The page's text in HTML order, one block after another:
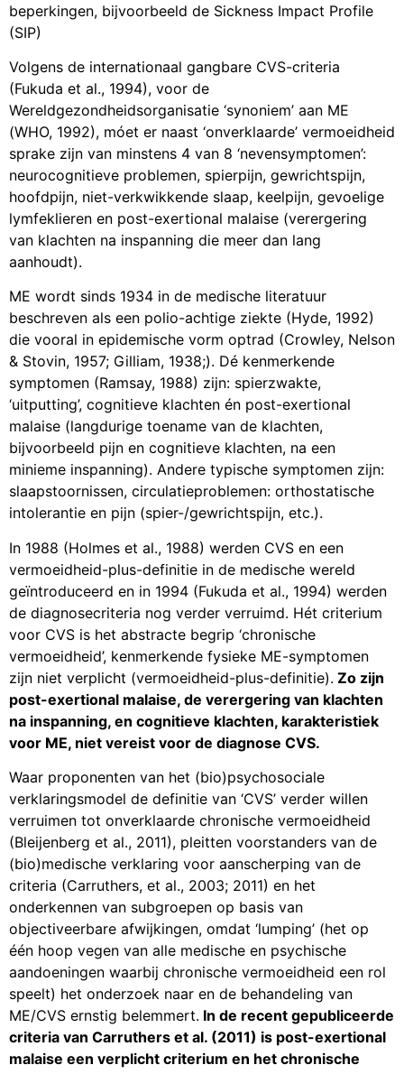
beperkingen, bijvoorbeeld de Sickness Impact Profile
(SIP)
Volgens de internationaal gangbare CVS-criteria
(Fukuda et al., 1994), voor de
Wereldgezondheidsorganisatie ‘synoniem’ aan ME
(WHO, 1992), móet er naast ‘onverklaarde’ vermoeidheid
sprake zijn van minstens 4 van 8 ‘nevensymptomen’:
neurocognitieve problemen, spierpijn, gewrichtspijn,
hoofdpijn, niet-verkwikkende slaap, keelpijn, gevoelige
lymfeklieren en post-exertional malaise (verergering
van klachten na inspanning die meer dan lang
aanhoudt).
ME wordt sinds 1934 in de medische literatuur
beschreven als een polio-achtige ziekte (Hyde, 1992)
die vooral in epidemische vorm optrad (Crowley, Nelson
& Stovin, 1957; Gilliam, 1938;). Dé kenmerkende
symptomen (Ramsay, 1988) zijn: spierzwakte,
‘uitputting’, cognitieve klachten én post-exertional
malaise (langdurige toename van de klachten,
bijvoorbeeld pijn en cognitieve klachten, na een
minieme inspanning). Andere typische symptomen zijn:
slaapstoornissen, circulatieproblemen: orthostatische
intolerantie en pijn (spier-/gewrichtspijn, etc.).
In 1988 (Holmes et al., 1988) werden CVS en een
vermoeidheid-plus-definitie in de medische wereld
geïntroduceerd en in 1994 (Fukuda et al., 1994) werden
de diagnosecriteria nog verder verruimd. Hét criterium
voor CVS is het abstracte begrip ‘chronische
vermoeidheid’, kenmerkende fysieke ME-symptomen
zijn niet verplicht (vermoeidheid-plus-definitie). Zo zijn
post-exertional malaise, de verergering van klachten
na inspanning, en cognitieve klachten, karakteristiek
voor ME, niet vereist voor de diagnose CVS.
Waar proponenten van het (bio)psychosociale
verklaringsmodel de definitie van ‘CVS’ verder willen
verruimen tot onverklaarde chronische vermoeidheid
(Bleijenberg et al., 2011), pleitten voorstanders van de
(bio)medische verklaring voor aanscherping van de
criteria (Carruthers, et al., 2003; 2011) en het
onderkennen van subgroepen op basis van
objectiveerbare afwijkingen, omdat ‘lumping’ (het op
één hoop vegen van alle medische en psychische
aandoeningen waarbij chronische vermoeidheid een rol
speelt) het onderzoek naar en de behandeling van
ME/CVS ernstig belemmert. In de recent gepubliceerde
criteria van Carruthers et al. (2011) is post-exertional
malaise een verplicht criterium en het chronische